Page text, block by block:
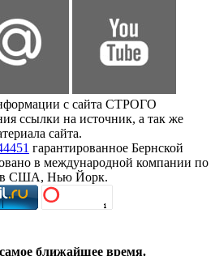
с сайта СТРОГО
ссылки на источник, а так же
сайта.
гарантированное Бернской
в международной компании по
в США, Нью Йорк.
ближайшее время.